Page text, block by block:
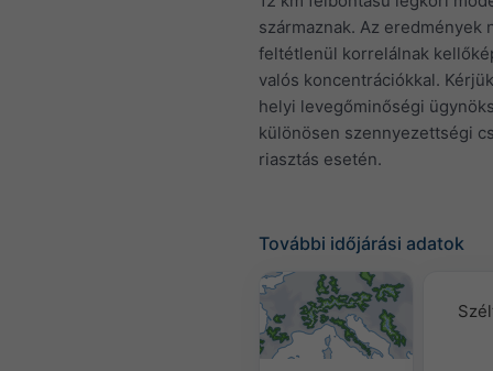
származnak. Az eredmények
feltétlenül korrelálnak
valós koncentrációkkal.
helyi levegőminőségi
különösen szennyezettségi
riasztás esetén.
További időjárási adatok